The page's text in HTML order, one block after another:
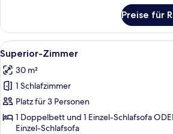
Doppelzimmer,
Terrasse
Preise für
Alle
Fotos
für
Superior-
Zimmer
anzeigen
Ein
4
Superior-Zimmer
30 m²
1 Schlafzimmer
Platz für 3 Personen
1 Doppelbett und 1 Einzel-Schlafsofa
Einzel-Schlafsofa